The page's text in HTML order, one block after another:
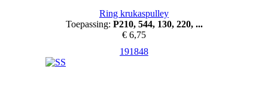
Ring krukaspulley
Toepassing: P210, 544, 130, 220, ...
€ 6,75
191848